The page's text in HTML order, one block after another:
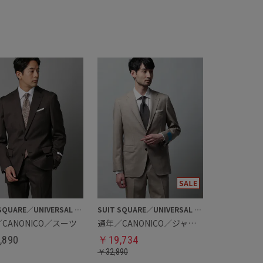
SUIT SQUARE／UNIVERSAL LANGUAGE
／スーツ
SUIT SQUARE／UNIVERSAL LANGUAGE
通年／CANONICO／ジャケット
￥ 19,734
￥32,890